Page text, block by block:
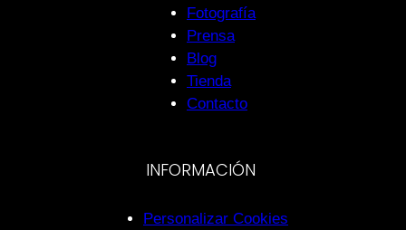
Fotografía
Prensa
Blog
Tienda
Contacto
INFORMACIÓN
Personalizar Cookies